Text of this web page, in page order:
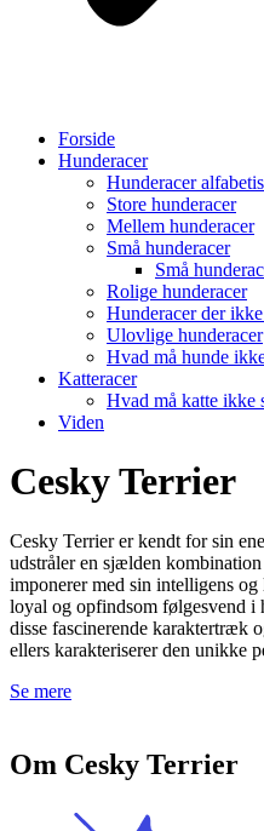
Forside
Hunderacer
Hunderacer
Store hunderacer
Mellem hunderacer
Små hunderacer
Små
Rolige hunderacer
Hunderacer der
Ulovlige hunderacer
Hvad må hunde
Katteracer
Hvad må katte ikke
Viden
Cesky Terrier
Cesky Terrier er kendt for sin
udstråler en sjælden
imponerer med sin intelligens
loyal og opfindsom følgesvend i
disse fascinerende karaktertræk
ellers karakteriserer den unikke
Se mere
Om Cesky Terrier